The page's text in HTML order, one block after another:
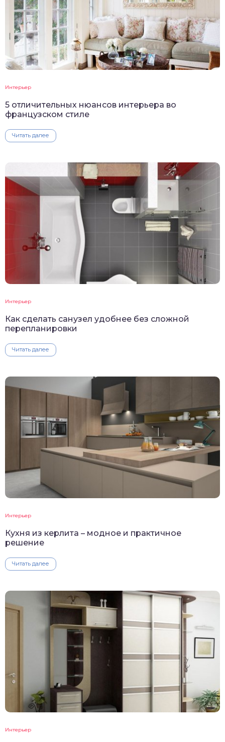
Интерьер
5 отличительных нюансов интерьера во
французском стиле
Читать далее
Интерьер
Как сделать санузел удобнее без сложной
перепланировки
Читать далее
Интерьер
Кухня из керлита – модное и практичное
решение
Читать далее
Интерьер